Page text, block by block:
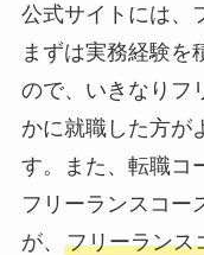
公式サイトには、
まずは実務経験を
ので、いきなりフ
かに就職した方が
す。また、転職コ
フリーランスコー
が、 フリーランス